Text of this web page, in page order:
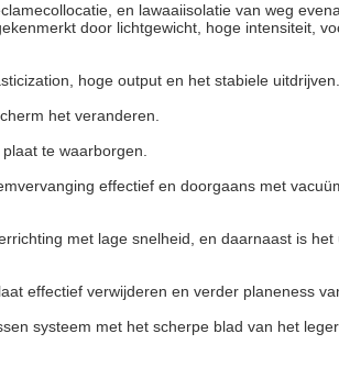
en lawaaiisolatie van weg
door lichtgewicht, hoge intensiteit,
hoge output en het stabiele uitdrijven.
het veranderen.
te waarborgen.
effectief en doorgaans met
met lage snelheid, en daarnaast is
effectief verwijderen en verder planeness
systeem met het scherpe blad van het